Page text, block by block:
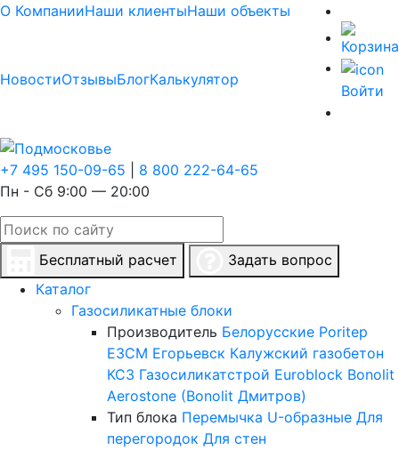
О КомпанииНаши клиентыНаши объекты
НовостиОтзывыБлогКалькулятор
Войти
+7 495 150-09-65
8 800 222-64-65
Пн - Сб 9:00 — 20:00
Бесплатный расчет
Задать вопрос
Каталог
Газосиликатные блоки
Производитель Белорусские Poritep
ЕЗСМ Егорьевск Калужский газобетон
КСЗ Газосиликатстрой Euroblock Bonolit
Aerostone (Bonolit Дмитров)
Тип блока Перемычка U-образные Для
перегородок Для стен